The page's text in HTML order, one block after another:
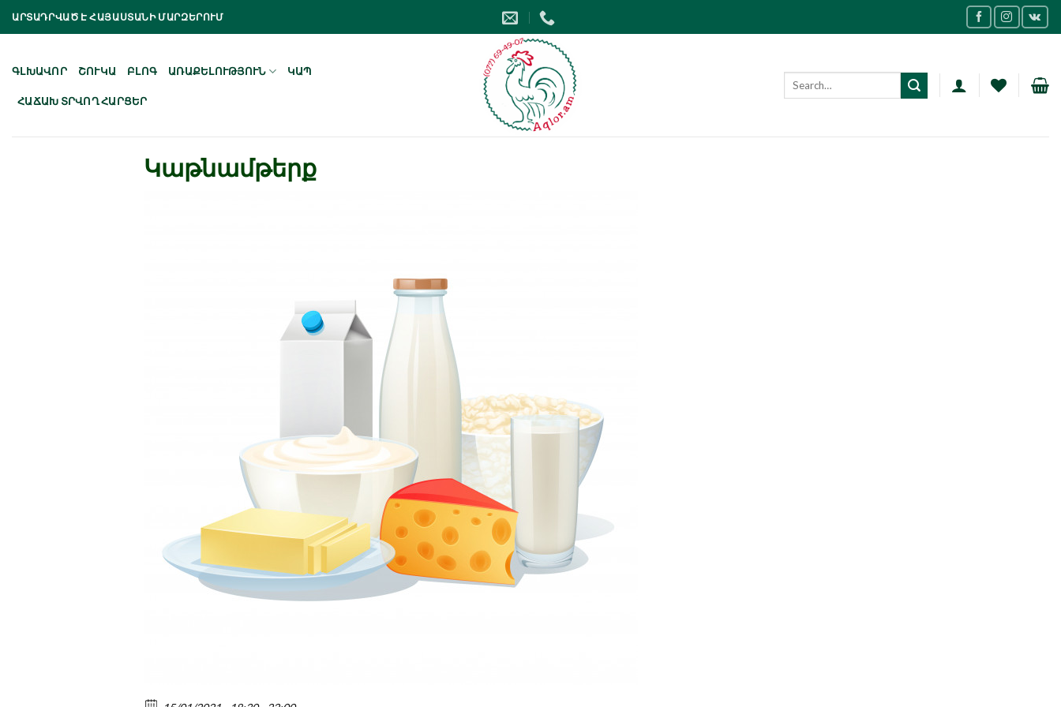
Skip
ԱՐՏԱԴՐՎԱԾ Է ՀԱՅԱՍՏԱՆԻ ՄԱՐԶԵՐՈՒՄ
ԳԼԽԱՎՈՐ ՇՈՒԿԱ ԲԼՈԳ ԱՌԱՔԵԼՈՒԹՅՈՒՆ ԿԱՊ
ՀԱՃԱԽ ՏՐՎՈՂ ՀԱՐՑԵՐ
Կաթնամթերք